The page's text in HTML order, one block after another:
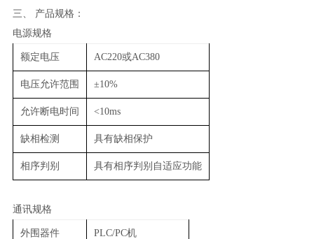
三、
产品规格：
电源规格
额定电压 AC220或AC380
电压允许范围 ±10%
允许断电时间 <10ms
缺相检测 具有缺相保护
相序判别 具有相序判别自适应功能
通讯规格
外围器件 PLC/PC机